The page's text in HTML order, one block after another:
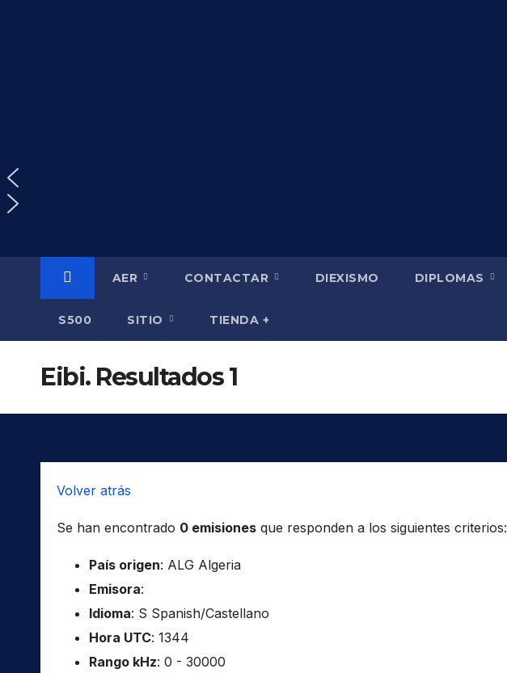
AER CONTACTAR DIEXISMO DIPLOMAS
S500 SITIO TIENDA +
Eibi. Resultados 1
Volver atrás
Se han encontrado 0 emisiones que responden a los siguientes criterios:
País origen: ALG Algeria
Emisora:
Idioma: S Spanish/Castellano
Hora UTC: 1344
Rango kHz: 0 - 30000